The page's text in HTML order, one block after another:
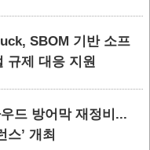
SBOM 기반 소프
규제 대응 지원
드 방어막 재정비...
스’ 개최